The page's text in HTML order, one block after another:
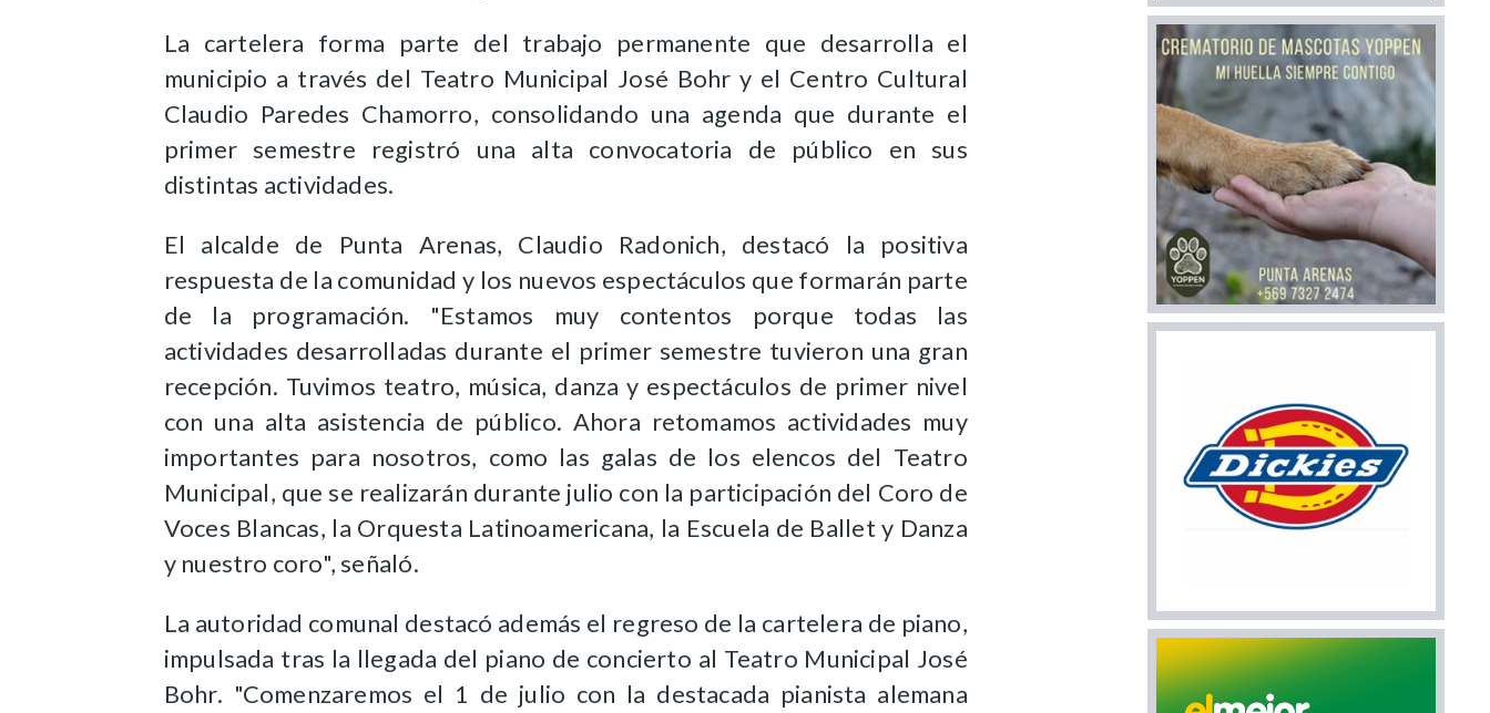
La cartelera forma parte del trabajo permanente que desarrolla el
municipio a través del Teatro Municipal José Bohr y el Centro Cultural
Claudio Paredes Chamorro, consolidando una agenda que durante el
primer semestre registró una alta convocatoria de público en sus
distintas actividades.
El alcalde de Punta Arenas, Claudio Radonich, destacó la positiva
respuesta de la comunidad y los nuevos espectáculos que formarán parte
de la programación. "Estamos muy contentos porque todas las
actividades desarrolladas durante el primer semestre tuvieron una gran
recepción. Tuvimos teatro, música, danza y espectáculos de primer nivel
con una alta asistencia de público. Ahora retomamos actividades muy
importantes para nosotros, como las galas de los elencos del Teatro
Municipal, que se realizarán durante julio con la participación del Coro de
Voces Blancas, la Orquesta Latinoamericana, la Escuela de Ballet y Danza
y nuestro coro", señaló.
La autoridad comunal destacó además el regreso de la cartelera de piano,
impulsada tras la llegada del piano de concierto al Teatro Municipal José
Bohr. "Comenzaremos el 1 de julio con la destacada pianista alemana